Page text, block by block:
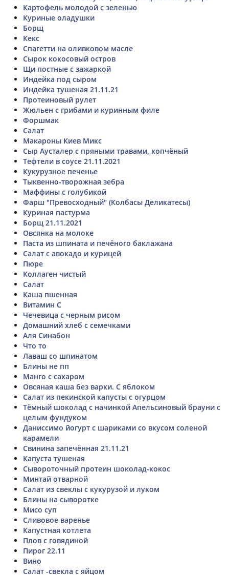
Картофель молодой с зеленью
Куриные оладушки
Борщ
Кекс
Спагетти на оливковом масле
Сырок кокосовый остров
Щи постные с зажаркой
Индейка под сыром
Индейка тушеная 21.11.21
Протеиновый рулет
Жюльен с грибами и куринным филе
Форшмак
Салат
Макароны Киев Микс
Сыр Аусталер с пряными травами, копчёный
Тефтели в соусе 21.11.2021
Кукурузное печенье
Тыквенно-творожная зебра
Маффины с голубикой
Фарш "Превосходный" (Колбасы Деликатесы)
Куриная пастурма
Борщ 21.11.2021
Овсянка на молоке
Паста из шпината и печёного баклажана
Салат с авокадо и курицей
Пюре
Коллаген чистый
Салат
Каша пшенная
Витамин C
Чечевица с черным рисом
Домашний хлеб с семечками
Аля Синабон
Что то
Лаваш со шпинатом
Блины не пп
Манго с сахаром
Овсяная каша без варки. С яблоком
Салат из пекинской капусты с огурцом
Тёмный шоколад с начинкой Апельсиновый брауни с
целым фундуком
Даниссимо йогурт с шариками со вкусом соленой
карамели
Свинина запечённая 21.11.21
Капуста тушеная
Сывороточный протеин шоколад-кокос
Минтай отварной
Салат из свеклы с кукурузой и луком
Блины на сыворотке
Мисо суп
Сливовое варенье
Капустная котлета
Плов с говядиной
Пирог 22.11
Вино
Салат -свекла с яйцом